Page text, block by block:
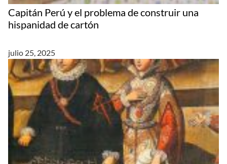
Capitán Perú y el problema de construir una
hispanidad de cartón
julio 25, 2025